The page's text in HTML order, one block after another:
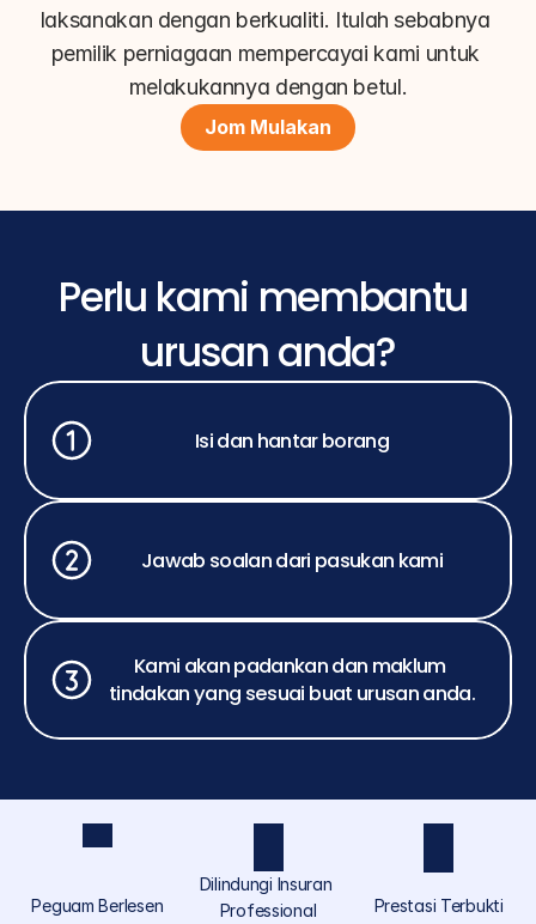
laksanakan dengan berkualiti. Itulah sebabnya
pemilik perniagaan mempercayai kami untuk
melakukannya dengan betul.
Jom Mulakan
Perlu kami membantu
urusan anda?
Isi dan hantar borang
Jawab soalan dari pasukan kami
Kami akan padankan dan maklum
tindakan yang sesuai buat urusan anda.
Peguam Berlesen
Dilindungi Insuran
Professional
Prestasi Terbukti